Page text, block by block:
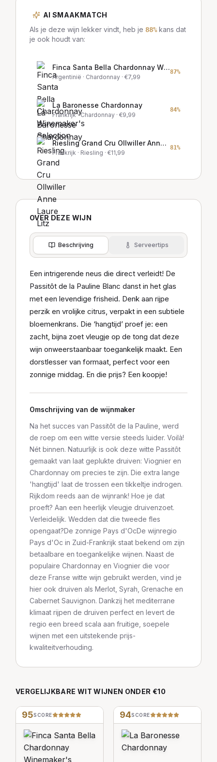
AI SMAAKMATCH
Als je deze wijn lekker vindt, heb je 88%kans dat
je ook houdt van:
Finca Santa Bella Chardonnay Winemaker's Selection
Argentinië · Chardonnay · €7,99
87%
La Baronesse Chardonnay
Frankrijk· Chardonnay · €9,99
84%
Riesling Grand Cru Ollwiller Anne Laure Litz
Frankrijk · Riesling · €11,99
81%
OVER DEZE WIJN
Beschrijving Serveertips
Een intrigerende neus die direct verleidt! De
Passitôt de la Pauline Blanc danst in het glas
met een levendige frisheid. Denk aan rijpe
perzik en vrolijke citrus, verpakt in een subtiele
bloemenkrans. Die ‘hangtijd’ proef je: een
zacht, bijna zoet vleugje op de tong dat deze
wijn onweerstaanbaar toegankelijk maakt. Een
dorstlesser van formaat, perfect voor een
zonnige middag. En die prijs? Een koopje!
Omschrijving van de wijnmaker
Na het succes van Passitôt de la Pauline, werd
de roep om een witte versie steeds luider. Voilà!
Nét binnen. Natuurlijk is ook deze witte Passitôt
gemaakt van laat geplukte druiven: Viognier en
Chardonnay om precies te zijn. Die extra lange
'hangtijd' laat de trossen een tikkeltje indrogen.
Rijkdom reeds aan de wijnrank! Hoe je dat
proeft? Aan een heerlijk vleugje druivenzoet.
Verleidelijk. Wedden dat die tweede fles
opengaat?De zonnige Pays d'OcDe wijnregio
Pays d'Oc in Zuid-Frankrijk staat bekend om zijn
betaalbare en toegankelijke wijnen. Naast de
populaire Chardonnay en Viognier die voor
deze Franse witte wijn gebruikt werden, vind je
hier ook druiven als Merlot, Syrah, Grenache en
Cabernet Sauvignon. Dankzij het mediterrane
klimaat rijpen de druiven perfect en levert de
regio een breed scala aan fruitige, soepele
wijnen met een uitstekende prijs-
kwaliteitverhouding.
VERGELIJKBARE WIT WIJNEN ONDER €10
95SCORE 94SCORE